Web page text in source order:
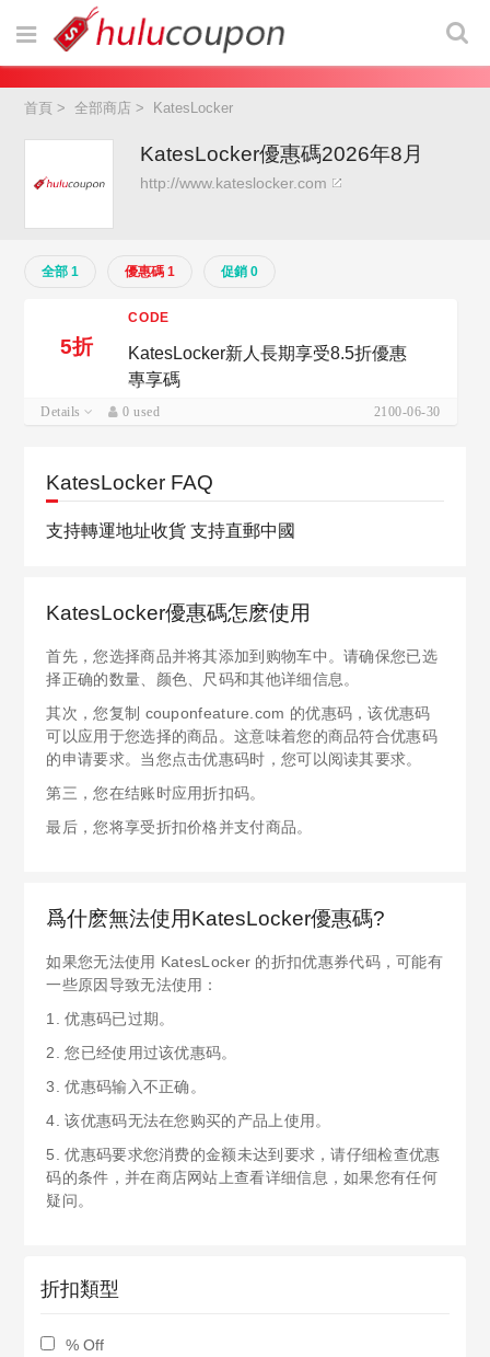
首頁 >全部商店 > KatesLocker
KatesLocker優惠碼2026年8月
http://www.kateslocker.com
全部 1 優惠碼 1 促銷 0
5折
CODE
KatesLocker新人長期享受8.5折優惠
專享碼
Details 0 used 2100-06-30
KatesLocker FAQ
支持轉運地址收貨 支持直郵中國
KatesLocker優惠碼怎麽使用
首先，您选择商品并将其添加到购物车中。请确保您已选
择正确的数量、颜色、尺码和其他详细信息。
其次，您复制 couponfeature.com 的优惠码，该优惠码
可以应用于您选择的商品。这意味着您的商品符合优惠码
的申请要求。当您点击优惠码时，您可以阅读其要求。
第三，您在结账时应用折扣码。
最后，您将享受折扣价格并支付商品。
爲什麽無法使用KatesLocker優惠碼?
如果您无法使用 KatesLocker 的折扣优惠券代码，可能有
一些原因导致无法使用：
1. 优惠码已过期。
2. 您已经使用过该优惠码。
3. 优惠码输入不正确。
4. 该优惠码无法在您购买的产品上使用。
5. 优惠码要求您消费的金额未达到要求，请仔细检查优惠
码的条件，并在商店网站上查看详细信息，如果您有任何
疑问。
折扣類型
% Off